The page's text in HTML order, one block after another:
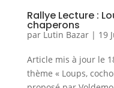
Rallye Lecture :
chaperons
par Lutin Bazar| 19
Article mis à jour le
thème « Loups,